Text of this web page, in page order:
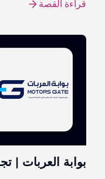
قراءة القصة
بوابة العربات |